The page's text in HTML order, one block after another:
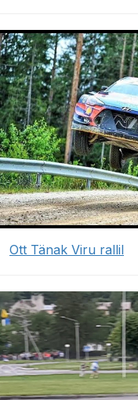
Ott Tänak Viru rallil